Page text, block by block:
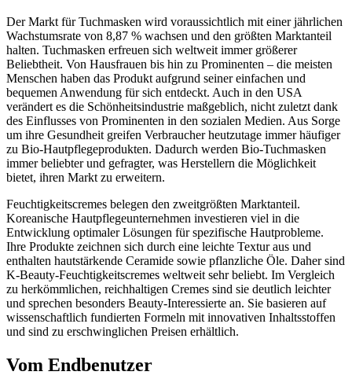
Der Markt für Tuchmasken wird voraussichtlich mit einer jährlichen
Wachstumsrate von 8,87 % wachsen und den größten Marktanteil
halten. Tuchmasken erfreuen sich weltweit immer größerer
Beliebtheit. Von Hausfrauen bis hin zu Prominenten – die meisten
Menschen haben das Produkt aufgrund seiner einfachen und
bequemen Anwendung für sich entdeckt. Auch in den USA
verändert es die Schönheitsindustrie maßgeblich, nicht zuletzt dank
des Einflusses von Prominenten in den sozialen Medien. Aus Sorge
um ihre Gesundheit greifen Verbraucher heutzutage immer häufiger
zu Bio-Hautpflegeprodukten. Dadurch werden Bio-Tuchmasken
immer beliebter und gefragter, was Herstellern die Möglichkeit
bietet, ihren Markt zu erweitern.
Feuchtigkeitscremes belegen den zweitgrößten Marktanteil.
Koreanische Hautpflegeunternehmen investieren viel in die
Entwicklung optimaler Lösungen für spezifische Hautprobleme.
Ihre Produkte zeichnen sich durch eine leichte Textur aus und
enthalten hautstärkende Ceramide sowie pflanzliche Öle. Daher sind
K-Beauty-Feuchtigkeitscremes weltweit sehr beliebt. Im Vergleich
zu herkömmlichen, reichhaltigen Cremes sind sie deutlich leichter
und sprechen besonders Beauty-Interessierte an. Sie basieren auf
wissenschaftlich fundierten Formeln mit innovativen Inhaltsstoffen
und sind zu erschwinglichen Preisen erhältlich.
Vom Endbenutzer